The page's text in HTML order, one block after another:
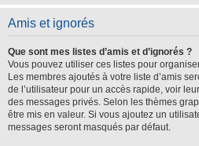
Amis et ignorés
Que sont mes listes d’amis et d’ignorés ?
Vous pouvez utiliser ces listes pour
Les membres ajoutés à votre liste d’amis
de l’utilisateur pour un accès rapide, voir
des messages privés. Selon les thèmes
être mis en valeur. Si vous ajoutez un
messages seront masqués par défaut.